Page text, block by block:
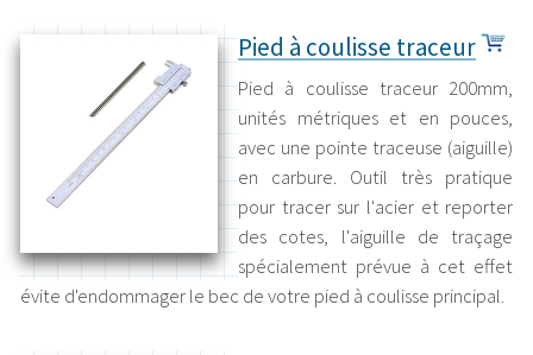
Pied à coulisse traceur
Pied à coulisse traceur 200mm,
unités métriques et en pouces,
avec une pointe traceuse (aiguille)
en carbure. Outil très pratique
pour tracer sur l'acier et reporter
des cotes, l'aiguille de traçage
spécialement prévue à cet effet
évite d'endommager le bec de votre pied à coulisse principal.